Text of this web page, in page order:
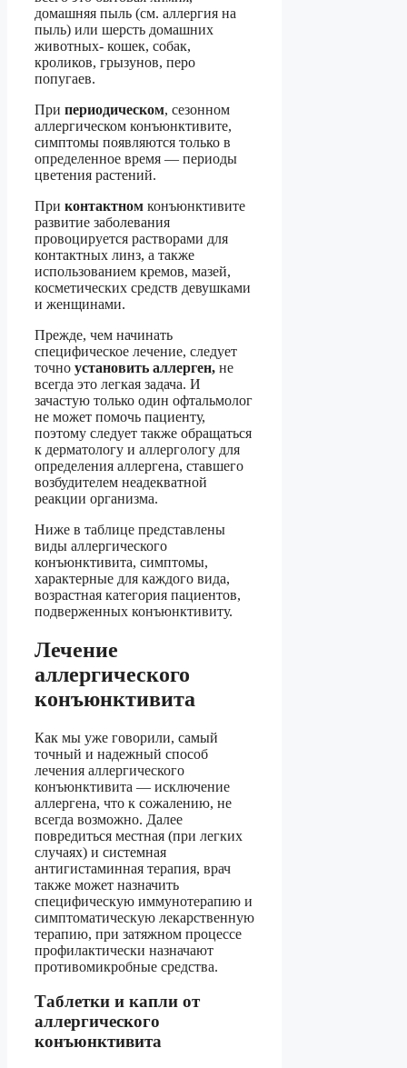
домашняя пыль (см. аллергия на
пыль) или шерсть домашних
животных- кошек, собак,
кроликов, грызунов, перо
попугаев.
При периодическом, сезонном
аллергическом конъюнктивите,
симптомы появляются только в
определенное время — периоды
цветения растений.
При контактном конъюнктивите
развитие заболевания
провоцируется растворами для
контактных линз, а также
использованием кремов, мазей,
косметических средств девушками
и женщинами.
Прежде, чем начинать
специфическое лечение, следует
точно установить аллерген, не
всегда это легкая задача. И
зачастую только один офтальмолог
не может помочь пациенту,
поэтому следует также обращаться
к дерматологу и аллергологу для
определения аллергена, ставшего
возбудителем неадекватной
реакции организма.
Ниже в таблице представлены
виды аллергического
конъюнктивита, симптомы,
характерные для каждого вида,
возрастная категория пациентов,
подверженных конъюнктивиту.
Лечение
аллергического
конъюнктивита
Как мы уже говорили, самый
точный и надежный способ
лечения аллергического
конъюнктивита — исключение
аллергена, что к сожалению, не
всегда возможно. Далее
повредиться местная (при легких
случаях) и системная
антигистаминная терапия, врач
также может назначить
специфическую иммунотерапию и
симптоматическую лекарственную
терапию, при затяжном процессе
профилактически назначают
противомикробные средства.
Таблетки и капли от
аллергического
конъюнктивита